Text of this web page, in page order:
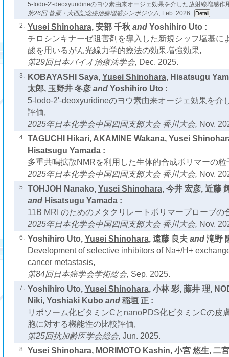
5-Iodo-2'-deoxyuridineのヨウ素由来オージェ効果を介した放射線増感作
第26回 菅原・大西記念癌治療増感シンポジウム, Feb. 2026.
2. Yusei Shinohara, 安部 千秋and Yoshihiro Uto :
チロシンキナーゼ阻害剤を導入した新規シッフ塩基に
酸を用いるがん光線力学的療法の効果増強効果,
第29回日本バイオ治療法学会, Dec. 2025.
3. KOBAYASHI Saya, Yusei Shinohara, Hisatsugu
太郎, 玉野井 冬彦and Yoshihiro Uto :
5-Iodo-2'-deoxyuridineのヨウ素由来オージェ効果を介
評価,
2025年日本化学会中国四国支部大会 香川大会, Nov.
4. TAGUCHI Hikari, AKAMINE Wakana, Yusei
Hisatsugu Yamada :
多重共鳴拡散NMRを利用した生体的合成ポリマーの粒
2025年日本化学会中国四国支部大会 香川大会, Nov.
5. TOHJOH Nanako, Yusei Shinohara, 今井 宏彦, 近藤
and Hisatsugu Yamada :
11B MRI のためのメタクリレートポリマープローブの
2025年日本化学会中国四国支部大会 香川大会, Nov.
6. Yoshihiro Uto, Yusei Shinohara, 遠藤 良夫and 滝野
Development of selective inhibitors of Na+/H+
cancer metastasis,
第84回日本癌学会学術総会, Sep. 2025.
7. Yoshihiro Uto, Yusei Shinohara, 小林 彩, 藤井 理,
Niki, Yoshiaki Kubo and 稲垣 正 :
リポソーム化ビタミンCとnanoPDS化ビタミンCの皮
胞に対する機能性の比較評価,
第25回抗加齢医学会総会, Jun. 2025.
8. Yusei Shinohara, MORIMOTO Kashin, 小宮 悠生, 二